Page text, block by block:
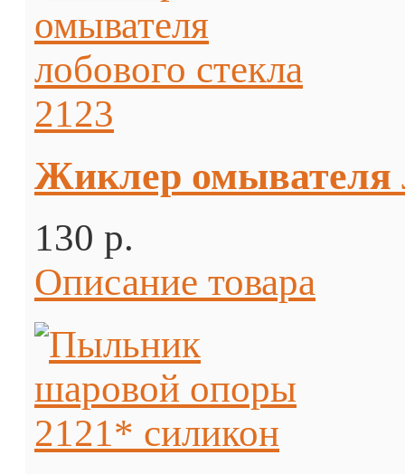
Жиклер омывателя
130 p.
Описание товара